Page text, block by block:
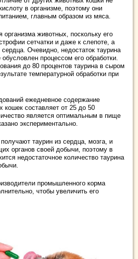
в организме, поэтому они
главным образом из мяса.
организма животных, поскольку его
сетчатки и даже к слепоте, а
Очевидно, недостаток таурина
процессом его обработки.
до 80 процентов таурина в сыром
температурной обработки при
ежедневное содержание
кошек составляет от 25 до 50
является оптимальным в пище
экспериментально.
таурин из сердца, мозга, и
органов своей добычи, поэтому в
недостаточное количество таурина
промышленного корма
чтобы увеличить его